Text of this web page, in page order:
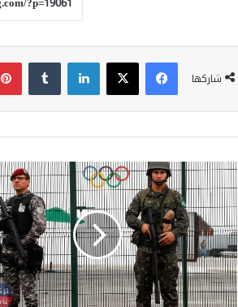
شاركها
فيسبوك‫X لينكدإن
البرازيل
تلقي
القبض
على
إرهابي
من
"غولن"..
هل